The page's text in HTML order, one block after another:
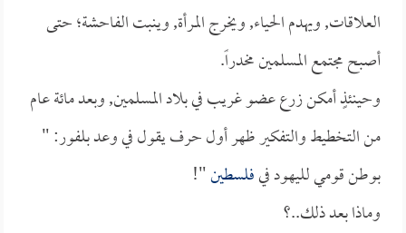
العلاقات, ويهدم الحياء, ويخرج المرأة, وينبت الفاحشة؛ حتى
أصبح مجتمع المسلمين مخدراً.
وحينئذٍ أمكن زرع عضو غريب في بلاد المسلمين, وبعد مائة عام
من التخطيط والتفكير ظهر أول حرف يقول في وعد بلفور: "
بوطن قومي لليهود فيفلسطين"!
وماذا بعد ذلك..؟